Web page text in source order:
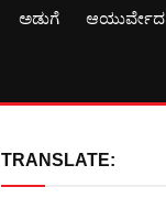
ಅಡುಗೆ ಆಯುರ್ವೇದ
TRANSLATE: